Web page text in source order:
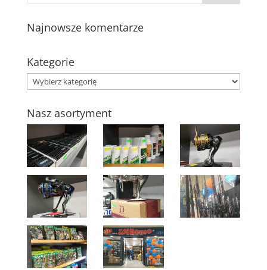
Najnowsze komentarze
Kategorie
Kategorie
Nasz asortyment